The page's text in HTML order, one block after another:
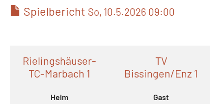
Spielbericht So, 10.5.2026 09:00
Rielingshäuser-
TC-Marbach 1
Heim
TV
Bissingen/Enz 1
Gast